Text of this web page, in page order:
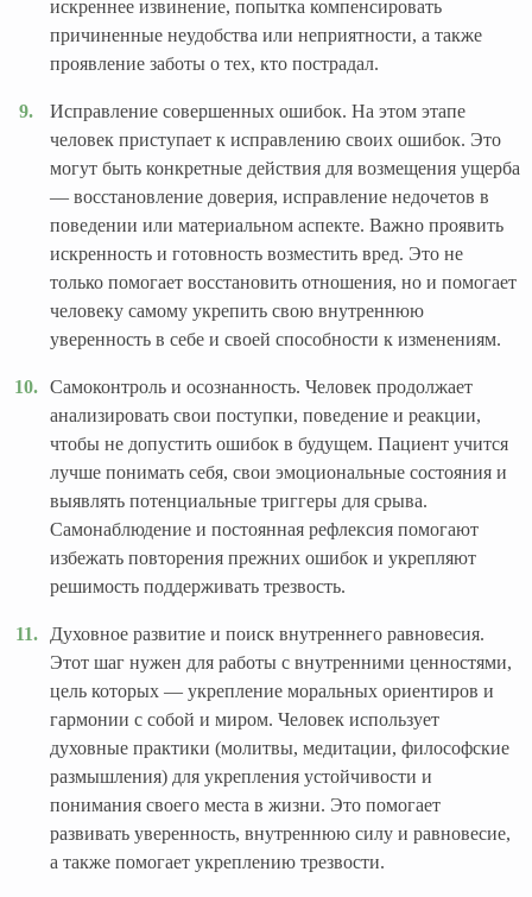
искреннее извинение, попытка компенсировать
причиненные неудобства или неприятности, а также
проявление заботы о тех, кто пострадал.
Исправление совершенных ошибок. На этом этапе
человек приступает к исправлению своих ошибок. Это
могут быть конкретные действия для возмещения ущерба
— восстановление доверия, исправление недочетов в
поведении или материальном аспекте. Важно проявить
искренность и готовность возместить вред. Это не
только помогает восстановить отношения, но и помогает
человеку самому укрепить свою внутреннюю
уверенность в себе и своей способности к изменениям.
Самоконтроль и осознанность. Человек продолжает
анализировать свои поступки, поведение и реакции,
чтобы не допустить ошибок в будущем. Пациент учится
лучше понимать себя, свои эмоциональные состояния и
выявлять потенциальные триггеры для срыва.
Самонаблюдение и постоянная рефлексия помогают
избежать повторения прежних ошибок и укрепляют
решимость поддерживать трезвость.
Духовное развитие и поиск внутреннего равновесия.
Этот шаг нужен для работы с внутренними ценностями,
цель которых — укрепление моральных ориентиров и
гармонии с собой и миром. Человек использует
духовные практики (молитвы, медитации, философские
размышления) для укрепления устойчивости и
понимания своего места в жизни. Это помогает
развивать уверенность, внутреннюю силу и равновесие,
а также помогает укреплению трезвости.